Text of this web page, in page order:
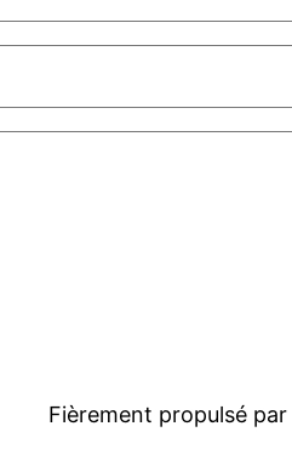
Fièrement propulsé par